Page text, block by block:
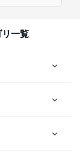
一覧